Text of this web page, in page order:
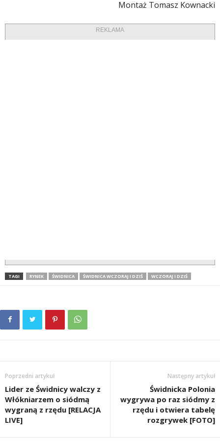
Montaż Tomasz Kownacki
REKLAMA
TAGI RYNEK ŚWIDNICA ŚWIDNICA WCZORAJ I DZIŚ WCZORAJ I DZIŚ
Poprzedni artykuł
Lider ze Świdnicy walczy z
Włókniarzem o siódmą
wygraną z rzędu [RELACJA
LIVE]
Następny artykuł
Świdnicka Polonia
wygrywa po raz siódmy z
rzędu i otwiera tabelę
rozgrywek [FOTO]